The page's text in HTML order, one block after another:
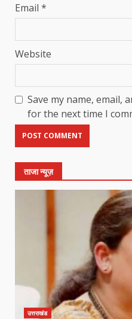
Email *
Website
Save my name, email,
for the next time I
ताजा न्यूज़
उत्तराखंड